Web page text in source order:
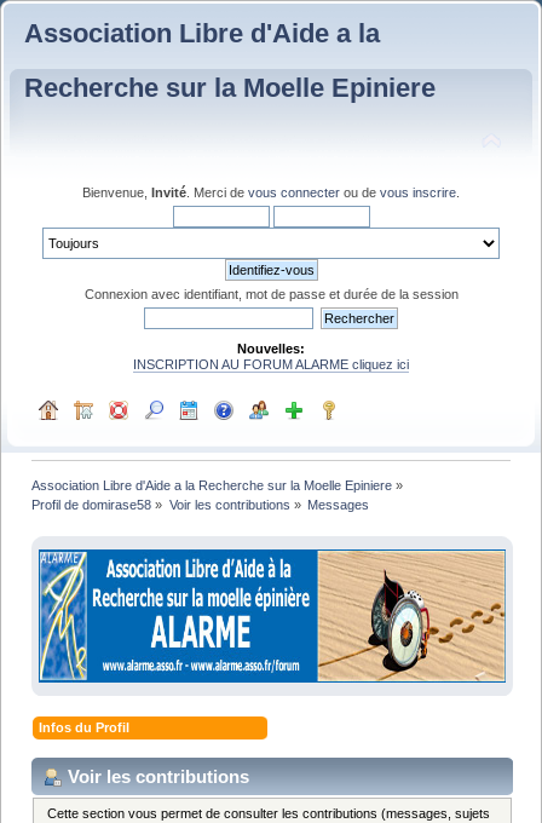
Association Libre d'Aide a la
Recherche sur la Moelle Epiniere
Bienvenue, Invité . Merci de vous connecter ou de vous inscrire
Connexion avec identifiant, mot de passe et durée de la session
Nouvelles:
INSCRIPTION AU FORUM ALARME cliquez ici
Association Libre d'Aide a la Recherche sur la Moelle Epiniere »
Profil de domirase58 » Voir les contributions » Messages
Infos du Profil
Voir les contributions
Cette section vous permet de consulter les contributions (messages, sujets